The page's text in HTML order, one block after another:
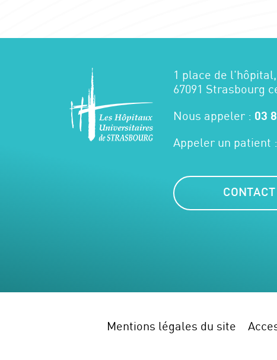
1 place de
67091 Strasbourg
Nous appeler : 03
Appeler un patient :
CONTACT
Mentions légales du site